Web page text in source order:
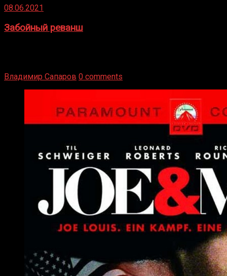
08.06.2021
Забойный реванш
Владимир Сапаров 0 comments